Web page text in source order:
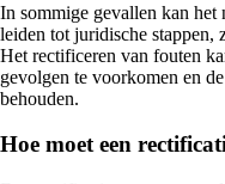
In sommige gevallen kan
leiden tot juridische stappen,
Het rectificeren van fouten
gevolgen te voorkomen en
behouden.
Hoe moet een